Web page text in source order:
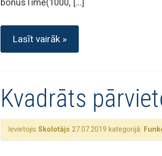
bonusTime(1000, […]
Lasīt vairāk »
Kvadrāts
Ievietojis Skolotājs 27.07.2019 kategorijā: